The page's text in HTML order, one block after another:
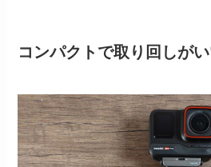
コンパクトで取り回しが